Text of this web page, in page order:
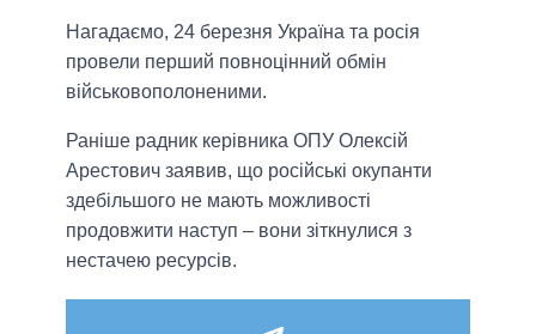
Нагадаємо, 24 березня Україна та росія
провели перший повноцінний обмін
військовополоненими.
Раніше радник керівника ОПУ Олексій
Арестович заявив, що російські окупанти
здебільшого не мають можливості
продовжити наступ – вони зіткнулися з
нестачею ресурсів.